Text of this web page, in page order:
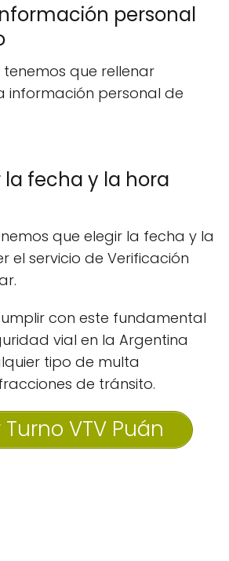
personal
tenemos que rellenar
información personal de
la fecha y la hora
que elegir la fecha y la
el servicio de Verificación
con este fundamental
vial en la Argentina
tipo de multa
de tránsito.
VTV Puán